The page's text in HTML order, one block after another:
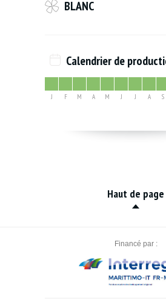
BLANC
Calendrier de
J F M A M J J A S
Haut de page
Financé par :